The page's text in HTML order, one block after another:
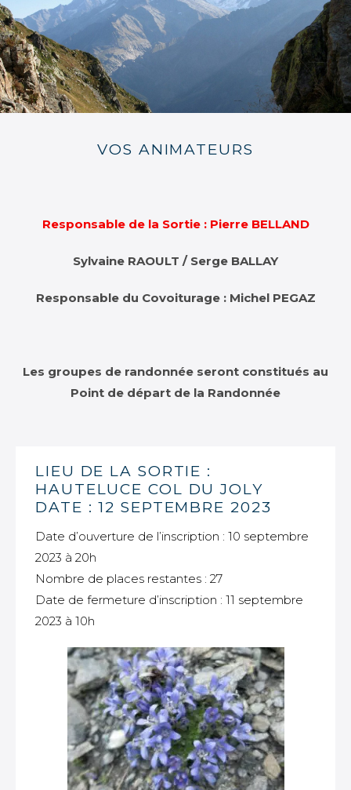
VOS ANIMATEURS
Responsable de la Sortie : Pierre BELLAND
Sylvaine RAOULT / Serge BALLAY
Responsable du Covoiturage : Michel PEGAZ
Les groupes de randonnée seront constitués au
Point de départ de la Randonnée
LIEU DE LA SORTIE :
HAUTELUCE COL DU JOLY
DATE : 12 SEPTEMBRE 2023
Date d’ouverture de l’inscription : 10 septembre
2023 à 20h
Nombre de places restantes : 27
Date de fermeture d’inscription : 11 septembre
2023 à 10h